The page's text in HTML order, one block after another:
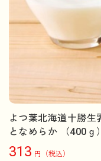
よつ葉北海道十勝生
となめらか （400ｇ）
313 円（税込）